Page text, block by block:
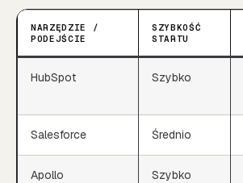
NARZĘDZIE /
PODEJŚCIE
SZYBKOŚĆ
STARTU
HubSpot Szybko
Salesforce Średnio
Apollo Szybko